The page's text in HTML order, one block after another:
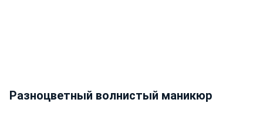
Разноцветный волнистый маникюр